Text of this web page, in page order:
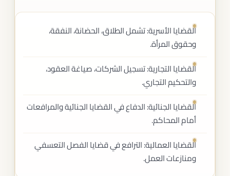
القضايا الأسرية: تشمل الطلاق، الحضانة، النفقة،
وحقوق المرأة.
القضايا التجارية: تسجيل الشركات، صياغة العقود،
والتحكيم التجاري.
القضايا الجنائية: الدفاع في القضايا الجنائية والمرافعات
أمام المحاكم.
القضايا العمالية: الترافع في قضايا الفصل التعسفي
ومنازعات العمل.